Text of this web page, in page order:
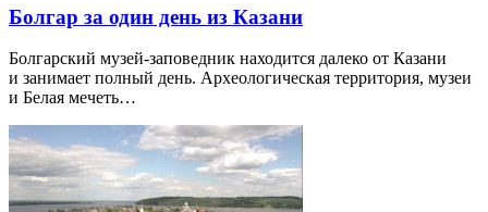
Болгар за один день из Казани
Болгарский музей-заповедник находится далеко от Казани
и занимает полный день. Археологическая территория, музеи
и Белая мечеть…